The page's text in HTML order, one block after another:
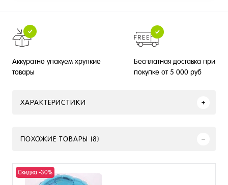
Аккуратно упакуем хрупкие
товары
Бесплатная доставка при
покупке от 5 000 руб
ХАРАКТЕРИСТИКИ
ПОХОЖИЕ ТОВАРЫ (8)
Скидка -30%